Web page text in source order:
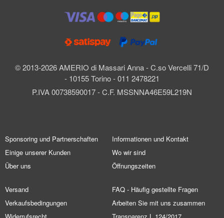
© 2013-2026 AMERIO di Massari Anna - C.so Vercelli 71/D
- 10155 Torino - 011 2478221
P.IVA 00738590017 - C.F. MSSNNA46E59L219N
Sponsoring und Partnerschaften
Einige unserer Kunden
Über uns
Informationen und Kontakt
Wo wir sind
Öffnungszeiten
Versand
Verkaufsbedingungen
FAQ - Häufig gestellte Fragen
Arbeiten Sie mit uns zusammen